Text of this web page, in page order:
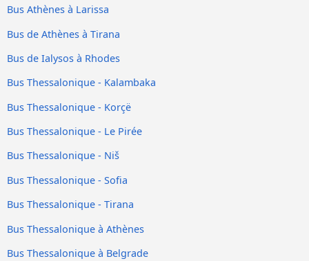
Bus Athènes à Larissa
Bus de Athènes à Tirana
Bus de Ialysos à Rhodes
Bus Thessalonique - Kalambaka
Bus Thessalonique - Korçë
Bus Thessalonique - Le Pirée
Bus Thessalonique - Niš
Bus Thessalonique - Sofia
Bus Thessalonique - Tirana
Bus Thessalonique à Athènes
Bus Thessalonique à Belgrade